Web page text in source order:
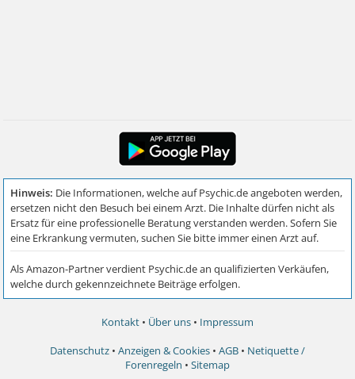
Kontakt • Über uns • Impressum
Datenschutz • Anzeigen & Cookies • AGB • Netiquette /
Forenregeln • Sitemap